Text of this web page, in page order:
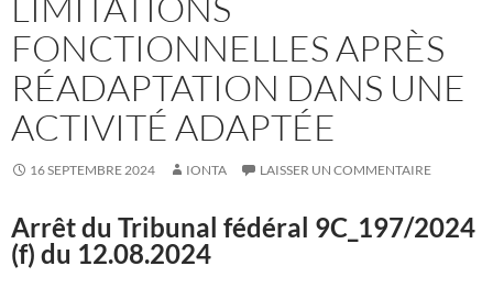
FONCTIONNELLES APRÈS
RÉADAPTATION DANS UNE
ACTIVITÉ ADAPTÉE
16 SEPTEMBRE 2024 IONTA LAISSER UN COMMENTAIRE
Arrêt du Tribunal fédéral 9C_197/2024
(f) du 12.08.2024